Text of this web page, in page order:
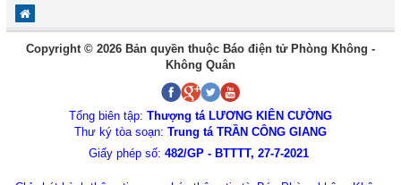
Copyright © 2026 Bản quyền thuộc Báo điện tử Phòng Không -
Không Quân
Tổng biên tập: Thượng tá LƯƠNG KIÊN CƯỜNG
Thư ký tòa soạn: Trung tá TRẦN CÔNG GIANG
Giấy phép số: 482/GP - BTTTT, 27-7-2021